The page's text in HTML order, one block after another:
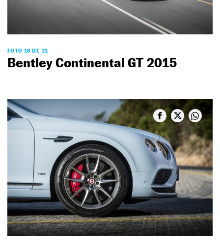
FOTO 18 DE 21
Bentley Continental GT 2015